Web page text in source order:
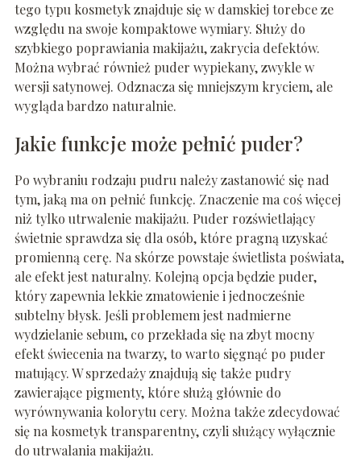
tego typu kosmetyk znajduje się w damskiej torebce ze
względu na swoje kompaktowe wymiary. Służy do
szybkiego poprawiania makijażu, zakrycia defektów.
Można wybrać również puder wypiekany, zwykle w
wersji satynowej. Odznacza się mniejszym kryciem, ale
wygląda bardzo naturalnie.
Jakie funkcje może pełnić puder?
Po wybraniu rodzaju pudru należy zastanowić się nad
tym, jaką ma on pełnić funkcję. Znaczenie ma coś więcej
niż tylko utrwalenie makijażu. Puder rozświetlający
świetnie sprawdza się dla osób, które pragną uzyskać
promienną cerę. Na skórze powstaje świetlista poświata,
ale efekt jest naturalny. Kolejną opcja będzie puder,
który zapewnia lekkie zmatowienie i jednocześnie
subtelny błysk. Jeśli problemem jest nadmierne
wydzielanie sebum, co przekłada się na zbyt mocny
efekt świecenia na twarzy, to warto sięgnąć po puder
matujący. W sprzedaży znajdują się także pudry
zawierające pigmenty, które służą głównie do
wyrównywania kolorytu cery. Można także zdecydować
się na kosmetyk transparentny, czyli służący wyłącznie
do utrwalania makijażu.